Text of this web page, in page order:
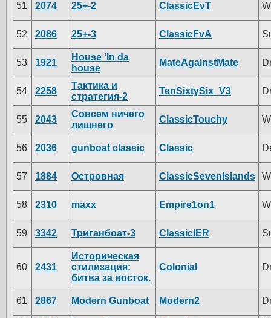
51 2074 25+-2 ClassicEvT
52 2086 25+-3 ClassicFvA
53 1921
House 'In da
house
MateAgainstMate
54 2258
Тактика и
стратегия-2
TenSixtySix_V3
55 2043
Совсем ничего
лишнего
ClassicTouchy
56 2036 gunboat classic Classic
57 1884 Островная ClassicSevenIslands
58 2310 maxx Empire1on1
59 3342 Триганбоат-3 ClassicIER
60 2431
Историческая
стилизация:
битва за восток.
Colonial
61 2867 Modern Gunboat Modern2